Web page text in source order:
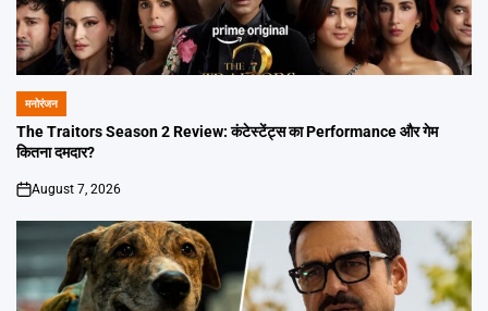
POSTED
IN
मनोरंजन
The Traitors Season 2 Review: कंटेस्टेंट्स का Performance और गेम
कितना दमदार?
on
August 7, 2026